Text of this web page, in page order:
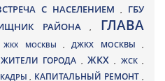
С НАСЕЛЕНИЕМ , ГБУ
РАЙОНА, ГЛАВА
ЖКХ МОСКВЫ ,ДЖКХ МОСКВЫ ,
ЖИТЕЛИ ГОРОДА , ЖКХ, ЖСК,
КАДРЫ, КАПИТАЛЬНЫЙ РЕМОНТ ,